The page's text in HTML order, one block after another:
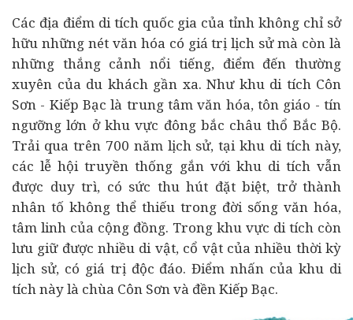
Các địa điểm di tích quốc gia của tỉnh không chỉ sở
hữu những nét văn hóa có giá trị lịch sử mà còn là
những thắng cảnh nổi tiếng, điểm đến thường
xuyên của du khách gần xa. Như khu di tích Côn
Sơn - Kiếp Bạc là trung tâm văn hóa, tôn giáo - tín
ngưỡng lớn ở khu vực đông bắc châu thổ Bắc Bộ.
Trải qua trên 700 năm lịch sử, tại khu di tích này,
các lễ hội truyền thống gắn với khu di tích vẫn
được duy trì, có sức thu hút đặt biệt, trở thành
nhân tố không thể thiếu trong đời sống văn hóa,
tâm linh của cộng đồng. Trong khu vực di tích còn
lưu giữ được nhiều di vật, cổ vật của nhiều thời kỳ
lịch sử, có giá trị độc đáo. Điểm nhấn của khu di
tích này là chùa Côn Sơn và đền Kiếp Bạc.